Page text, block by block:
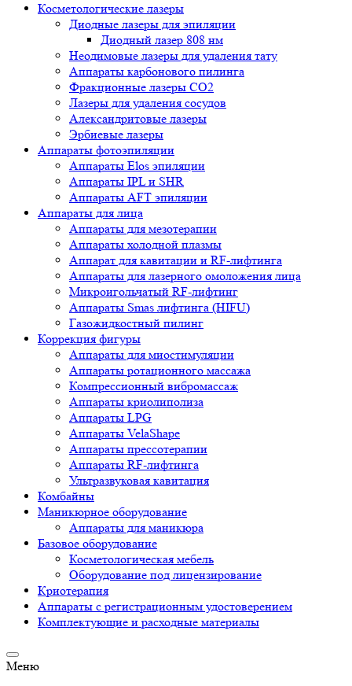
Косметологические лазеры
Диодные лазеры для эпиляции
Диодный лазер 808 нм
Неодимовые лазеры для удаления тату
Аппараты карбонового пилинга
Фракционные лазеры CO2
Лазеры для удаления сосудов
Александритовые лазеры
Эрбиевые лазеры
Аппараты фотоэпиляции
Аппараты Elos эпиляции
Аппараты IPL и SHR
Аппараты AFT эпиляции
Аппараты для лица
Аппараты для мезотерапии
Аппараты холодной плазмы
Аппарат для кавитации и RF-лифтинга
Аппараты для лазерного омоложения лица
Микроигольчатый RF-лифтинг
Аппараты Smas лифтинга (HIFU)
Газожидкостный пилинг
Коррекция фигуры
Аппараты для миостимуляции
Аппараты ротационного массажа
Компрессионный вибромассаж
Аппараты криолиполиза
Аппараты LPG
Аппараты VelaShape
Аппараты прессотерапии
Аппараты RF-лифтинга
Ультразвуковая кавитация
Комбайны
Маникюрное оборудование
Аппараты для маникюра
Базовое оборудование
Косметологическая мебель
Оборудование под лицензирование
Криотерапия
Аппараты c регистрационным удостоверением
Комплектующие и расходные материалы
Меню